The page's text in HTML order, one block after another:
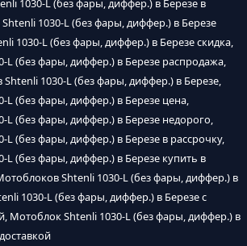
1030-L (без фары, диффер.) в Березе в
1030-L (без фары, диффер.) в Березе
1030-L (без фары, диффер.) в Березе скидка,
L (без фары, диффер.) в Березе распродажа,
1030-L (без фары, диффер.) в Березе,
L (без фары, диффер.) в Березе цена,
L (без фары, диффер.) в Березе недорого,
L (без фары, диффер.) в Березе в рассрочку,
L (без фары, диффер.) в Березе купить в
Shtenli 1030-L (без фары, диффер.) в
1030-L (без фары, диффер.) в Березе с
Мотоблок Shtenli 1030-L (без фары, диффер.) в